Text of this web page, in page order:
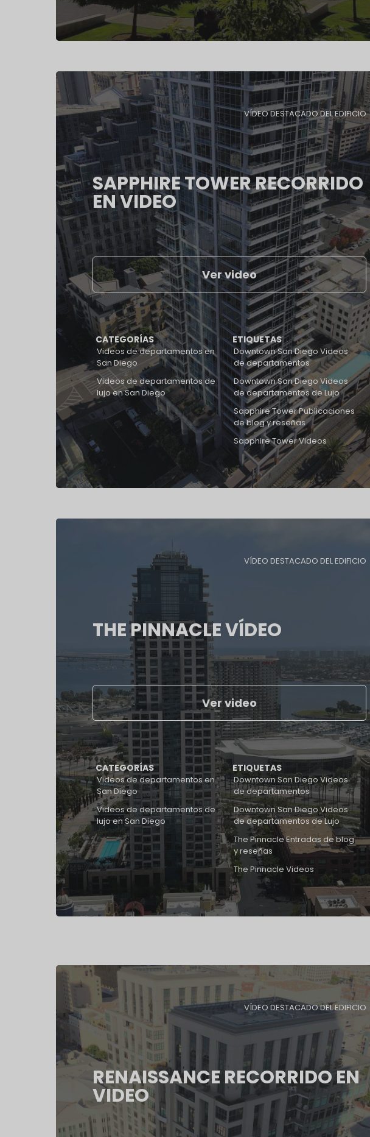
VÍDEO DESTACADO DEL EDIFICIO
SAPPHIRE TOWER RECORRIDO
EN VIDEO
Ver video
CATEGORÍAS
Videos de departamentos en
San Diego
Videos de departamentos de
lujo en San Diego
ETIQUETAS
Downtown San Diego Videos
de departamentos
Downtown San Diego Videos
de departamentos de Lujo
Sapphire Tower Publicaciones
de blog y reseñas
Sapphire Tower Videos
VÍDEO DESTACADO DEL EDIFICIO
THE PINNACLE VÍDEO
Ver video
CATEGORÍAS
Videos de departamentos en
San Diego
Videos de departamentos de
lujo en San Diego
ETIQUETAS
Downtown San Diego Videos
de departamentos
Downtown San Diego Videos
de departamentos de Lujo
The Pinnacle Entradas de blog
y reseñas
The Pinnacle Videos
VÍDEO DESTACADO DEL EDIFICIO
RENAISSANCE RECORRIDO EN
VIDEO